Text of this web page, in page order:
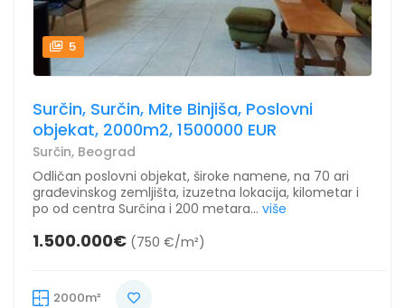
5
Surčin, Surčin, Mite Binjiša, Poslovni
objekat, 2000m2, 1500000 EUR
Surčin, Beograd
Odličan poslovni objekat, široke namene, na 70 ari
građevinskog zemljišta, izuzetna lokacija, kilometar i
po od centra Surčina i 200 metara... više
1.500.000€ (750 €/m²)
2000m²